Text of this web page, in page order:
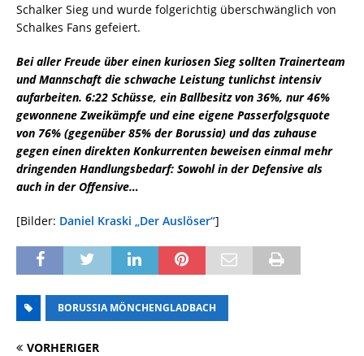
Schalker Sieg und wurde folgerichtig überschwänglich von
Schalkes Fans gefeiert.
Bei aller Freude über einen kuriosen Sieg sollten Trainerteam
und Mannschaft die schwache Leistung tunlichst intensiv
aufarbeiten. 6:22 Schüsse, ein Ballbesitz von 36%, nur 46%
gewonnene Zweikämpfe und eine eigene Passerfolgsquote
von 76% (gegenüber 85% der Borussia) und das zuhause
gegen einen direkten Konkurrenten beweisen einmal mehr
dringenden Handlungsbedarf: Sowohl in der Defensive als
auch in der Offensive…
[Bilder: Daniel Kraski „Der Auslöser“]
BORUSSIA MÖNCHENGLADBACH
VORHERIGER